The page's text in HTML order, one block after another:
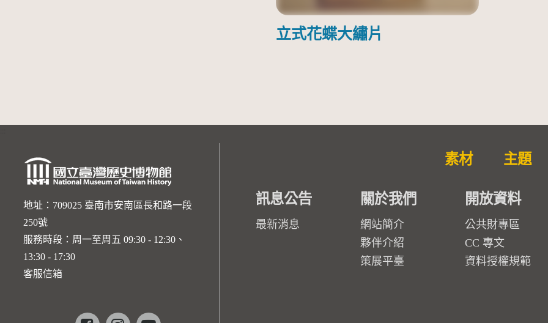
立式花蝶大繡片
地址：709025 臺南市安南區長和路一段
250號
服務時段：周一至周五 09:30 - 12:30、
13:30 - 17:30
客服信箱
Facebookinstagramyoutube
素材 主題
訊息公告
最新消息
關於我們
網站簡介
夥伴介紹
策展平臺
開放資料
公共財專區
CC 專文
資料授權規範